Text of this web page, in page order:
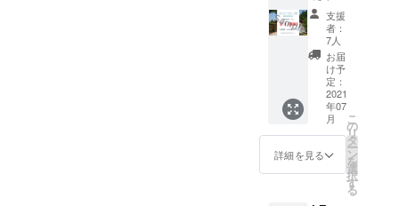
す。 プ
ラン
ターな
どのよ
うに地
面に置
くタイ
プとは
異な
り、 空
間を縦
クーポ
ン3,000
円分】
香木の
森周辺
の約〇
〇店舗
でご利
用可能
なクー
ポンで
す。 ◆
お礼状
支援
者：
7人
お届
け予
定：
2021
年07
月
詳細を見る
こ
の
リ
タ
ー
ン
を
選
択
す
る